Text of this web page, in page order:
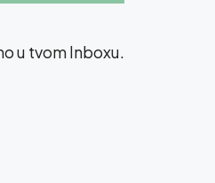
u tvom Inboxu.